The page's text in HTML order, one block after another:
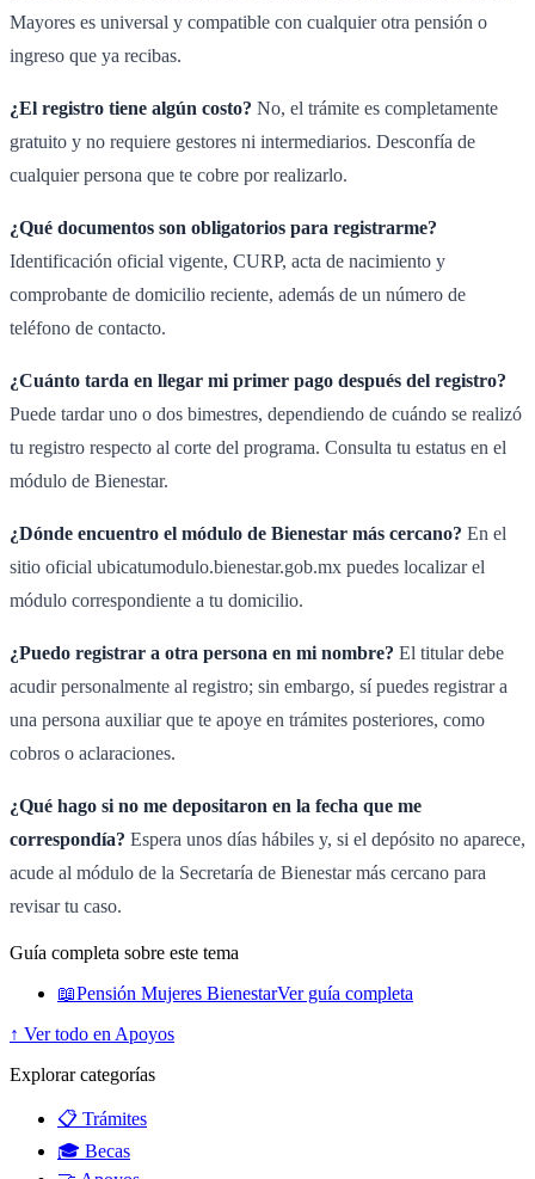
Mayores es universal y compatible con cualquier otra pensión o
ingreso que ya recibas.
¿El registro tiene algún costo? No, el trámite es completamente
gratuito y no requiere gestores ni intermediarios. Desconfía de
cualquier persona que te cobre por realizarlo.
¿Qué documentos son obligatorios para registrarme?
Identificación oficial vigente, CURP, acta de nacimiento y
comprobante de domicilio reciente, además de un número de
teléfono de contacto.
¿Cuánto tarda en llegar mi primer pago después del registro?
Puede tardar uno o dos bimestres, dependiendo de cuándo se realizó
tu registro respecto al corte del programa. Consulta tu estatus en el
módulo de Bienestar.
¿Dónde encuentro el módulo de Bienestar más cercano? En el
sitio oficial ubicatumodulo.bienestar.gob.mx puedes localizar el
módulo correspondiente a tu domicilio.
¿Puedo registrar a otra persona en mi nombre? El titular debe
acudir personalmente al registro; sin embargo, sí puedes registrar a
una persona auxiliar que te apoye en trámites posteriores, como
cobros o aclaraciones.
¿Qué hago si no me depositaron en la fecha que me
correspondía? Espera unos días hábiles y, si el depósito no aparece,
acude al módulo de la Secretaría de Bienestar más cercano para
revisar tu caso.
Guía completa sobre este tema
📖Pensión Mujeres BienestarVer guía completa
↑ Ver todo en Apoyos
Explorar categorías
📋 Trámites
🎓 Becas